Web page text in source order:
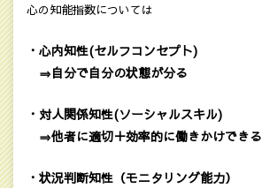
心の知能指数については
・心内知性(セルフコンセプト)
⇒自分で自分の状態が分る
・対人関係知性(ソーシャルスキル)
⇒他者に適切＋効率的に働きかけできる
・状況判断知性（モニタリング能力）